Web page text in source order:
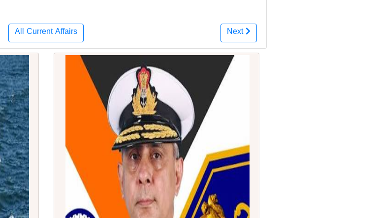
All Current Affairs Next